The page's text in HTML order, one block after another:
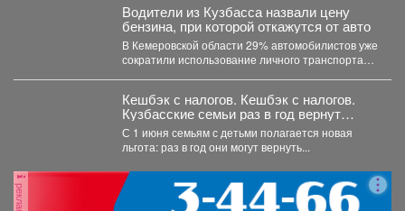
Водители из Кузбасса назвали цену
бензина, при которой откажутся от авто
В Кемеровской области 29% автомобилистов уже
сократили использование личного транспорта
Кешбэк с налогов. Кешбэк с налогов.
Кузбасские семьи раз в год вернут
часть уплаченных денег
С 1 июня семьям с детьми полагается новая
льгота: раз в год они могут вернуть...
реклама